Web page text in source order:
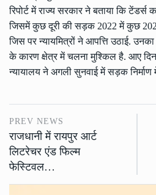
रिपोर्ट में राज्य सरकार ने बताया कि टेंडर्स
जिसमें कुछ दूरी की सड़क 2022 में कुछ
जिस पर न्यायमित्रों ने आपत्ति उठाई.
के कारण क्षेत्र में चलना मुश्किल है. आए
न्यायालय ने अगली सुनवाई में सड़क निर्माण
PREV NEWS
राजधानी में रायपुर आर्ट
लिटरेचर एंड फिल्म
फेस्टिवल…